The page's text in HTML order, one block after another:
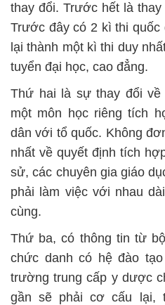
thay đổi. Trước hết là
Trước đây có 2 kì thi
lại thành một kì thi duy
tuyển đại học, cao đẳng.
Thứ hai là sự thay đổi
một môn học riêng tích
dân với tổ quốc. Không
nhất về quyết định tích
sử, các chuyên gia giáo
phải làm việc với nhau
cùng.
Thứ ba, có thông tin từ
chức danh có hệ đào
trường trung cấp y dược
gần sẽ phải cơ cấu lại,